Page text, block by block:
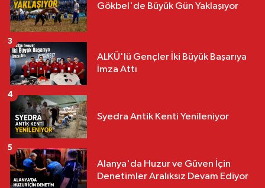
Gökbel'de Büyük Gün Yaklaşıyor
ALKÜ'lü Gençler İki Büyük Başarıya
İmza Attı
3
Syedra Antik Kenti Yenileniyor
4
Alanya'da Huzur ve Güven İçin
Denetimler Aralıksız Devam Ediyor
5